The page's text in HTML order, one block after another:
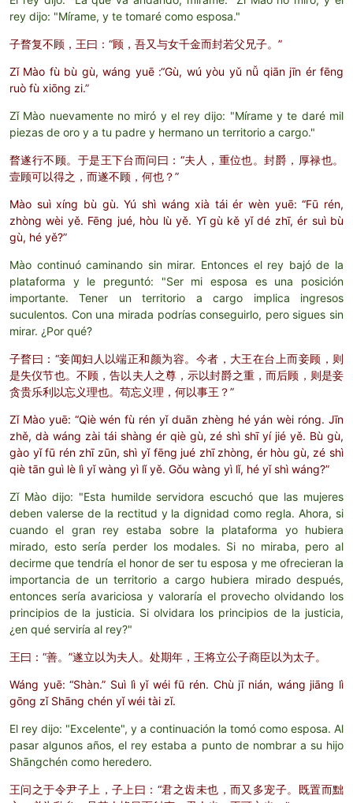
rey dijo: "Mírame, y te tomaré como esposa."
子瞀复不顾，王曰：“顾，吾又与女千金而封若父兄子。”
Zǐ Mào fù bù gù, wáng yuē :“Gù, wú yòu yǔ nǚ qiān jīn ér fēng
ruò fù xiōng zi.”
Zǐ Mào nuevamente no miró y el rey dijo: "Mírame y te daré mil
piezas de oro y a tu padre y hermano un territorio a cargo."
瞀遂行不顾。于是王下台而问曰：“夫人，重位也。封爵，厚禄也。
壹顾可以得之，而遂不顾，何也？”
Mào suì xíng bù gù. Yú shì wáng xià tái ér wèn yuē: “Fū rén,
zhòng wèi yě. Fēng jué, hòu lù yě. Yī gù kě yǐ dé zhī, ér suì bù
gù, hé yě?”
Mào continuó caminando sin mirar. Entonces el rey bajó de la
plataforma y le preguntó: "Ser mi esposa es una posición
importante. Tener un territorio a cargo implica ingresos
suculentos. Con una mirada podrías conseguirlo, pero sigues sin
mirar. ¿Por qué?
子瞀曰：“妾闻妇人以端正和颜为容。今者，大王在台上而妾顾，则
是失仪节也。不顾，告以夫人之尊，示以封爵之重，而后顾，则是妾
贪贵乐利以忘义理也。苟忘义理，何以事王？”
Zǐ Mào yuē: “Qiè wén fù rén yǐ duān zhèng hé yán wèi róng. Jīn
zhě, dà wáng zài tái shàng ér qiè gù, zé shì shī yí jié yě. Bù gù,
gào yǐ fū rén zhī zūn, shì yǐ fēng jué zhī zhòng, ér hòu gù, zé shì
qiè tān guì lè lì yǐ wàng yì lǐ yě. Gǒu wàng yì lǐ, hé yǐ shì wáng?”
Zǐ Mào dijo: "Esta humilde servidora escuchó que las mujeres
deben valerse de la rectitud y la dignidad como regla. Ahora, si
cuando el gran rey estaba sobre la plataforma yo hubiera
mirado, esto sería perder los modales. Si no miraba, pero al
decirme que tendría el honor de ser tu esposa y me ofrecieran la
importancia de un territorio a cargo hubiera mirado después,
entonces sería avariciosa y valoraría el provecho olvidando los
principios de la justicia. Si olvidara los principios de la justicia,
¿en qué serviría al rey?"
王曰：“善。”遂立以为夫人。处期年，王将立公子商臣以为太子。
Wáng yuē: “Shàn.” Suì lì yǐ wéi fū rén. Chù jī nián, wáng jiāng lì
gōng zǐ Shāng chén yǐ wéi tài zǐ.
El rey dijo: "Excelente", y a continuación la tomó como esposa. Al
pasar algunos años, el rey estaba a punto de nombrar a su hijo
Shāngchén como heredero.
王问之于令尹子上，子上曰：“君之齿未也，而又多宠子。既置而黜